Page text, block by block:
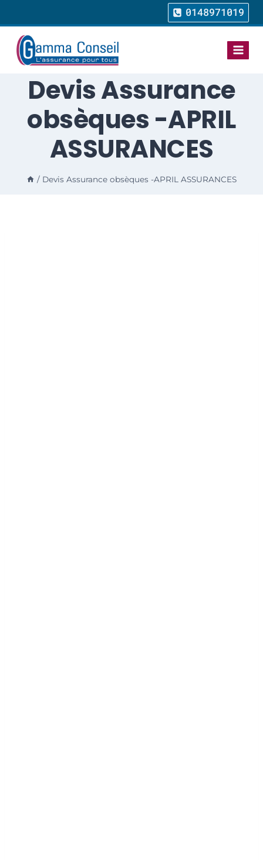
0148971019
Devis Assurance
obsèques -APRIL
ASSURANCES
/ Devis Assurance obsèques -APRIL ASSURANCES